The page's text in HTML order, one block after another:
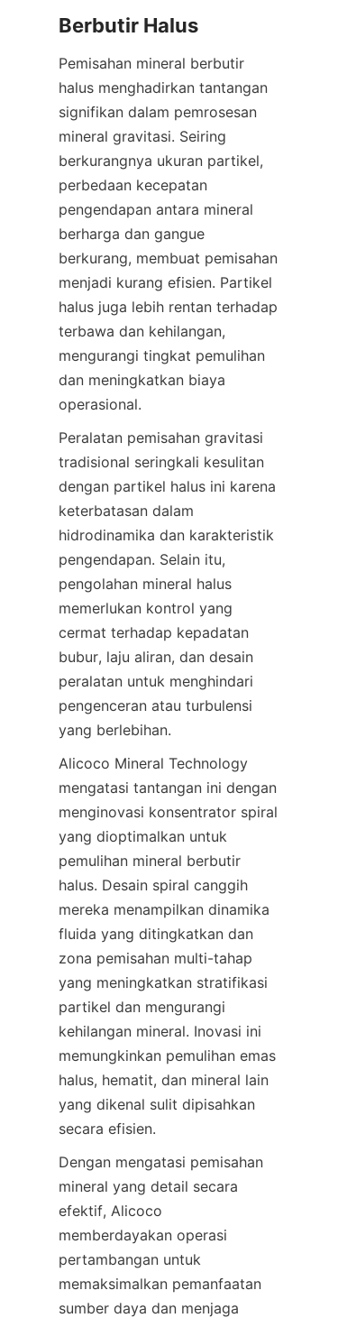
Pemisahan mineral berbutir
halus menghadirkan tantangan
signifikan dalam pemrosesan
mineral gravitasi. Seiring
berkurangnya ukuran partikel,
perbedaan kecepatan
pengendapan antara mineral
berharga dan gangue
berkurang, membuat pemisahan
menjadi kurang efisien. Partikel
halus juga lebih rentan terhadap
terbawa dan kehilangan,
mengurangi tingkat pemulihan
dan meningkatkan biaya
Peralatan pemisahan gravitasi
tradisional seringkali kesulitan
dengan partikel halus ini karena
keterbatasan dalam
hidrodinamika dan karakteristik
pengendapan. Selain itu,
pengolahan mineral halus
memerlukan kontrol yang
cermat terhadap kepadatan
bubur, laju aliran, dan desain
peralatan untuk menghindari
pengenceran atau turbulensi
Alicoco Mineral Technology
mengatasi tantangan ini dengan
menginovasi konsentrator spiral
yang dioptimalkan untuk
pemulihan mineral berbutir
halus. Desain spiral canggih
mereka menampilkan dinamika
fluida yang ditingkatkan dan
zona pemisahan multi-tahap
yang meningkatkan stratifikasi
partikel dan mengurangi
kehilangan mineral. Inovasi ini
memungkinkan pemulihan emas
halus, hematit, dan mineral lain
yang dikenal sulit dipisahkan
Dengan mengatasi pemisahan
mineral yang detail secara
efektif, Alicoco
memberdayakan operasi
pertambangan untuk
memaksimalkan pemanfaatan
sumber daya dan menjaga